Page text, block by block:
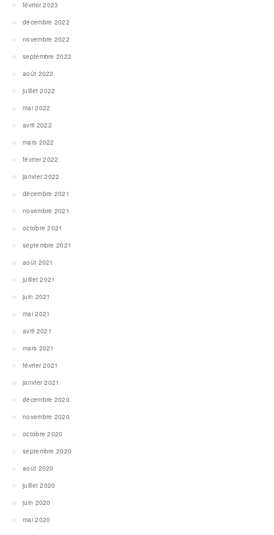
février 2023
décembre 2022
novembre 2022
septembre 2022
août 2022
juillet 2022
mai 2022
avril 2022
mars 2022
février 2022
janvier 2022
décembre 2021
novembre 2021
octobre 2021
septembre 2021
août 2021
juillet 2021
juin 2021
mai 2021
avril 2021
mars 2021
février 2021
janvier 2021
décembre 2020
novembre 2020
octobre 2020
septembre 2020
août 2020
juillet 2020
juin 2020
mai 2020